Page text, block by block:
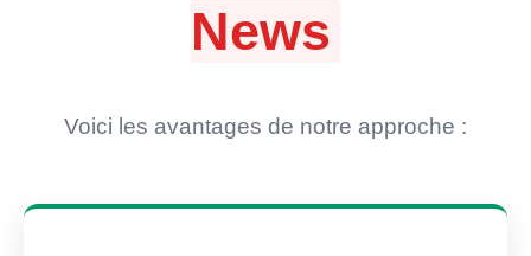
News
Voici les avantages de notre approche :